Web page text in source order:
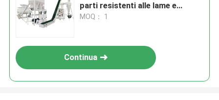
parti resistenti alle lame e
sistema di pelletizzazione
MOQ： 1
Continua